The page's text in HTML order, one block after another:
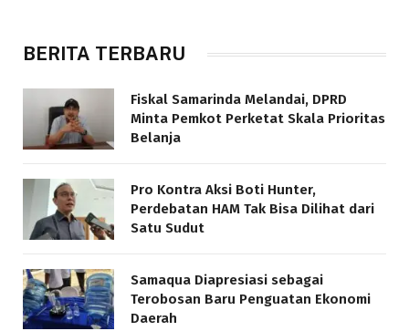
BERITA TERBARU
Fiskal Samarinda Melandai, DPRD
Minta Pemkot Perketat Skala Prioritas
Belanja
Pro Kontra Aksi Boti Hunter,
Perdebatan HAM Tak Bisa Dilihat dari
Satu Sudut
Samaqua Diapresiasi sebagai
Terobosan Baru Penguatan Ekonomi
Daerah